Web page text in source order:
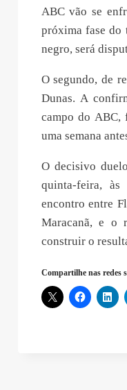
ABC vão se
próxima fase do
negro, será
O segundo, de
Dunas. A
campo do ABC,
uma semana
O decisivo
quinta-feira,
encontro entre
Maracanã, e o
construir o
Compartilhe nas redes